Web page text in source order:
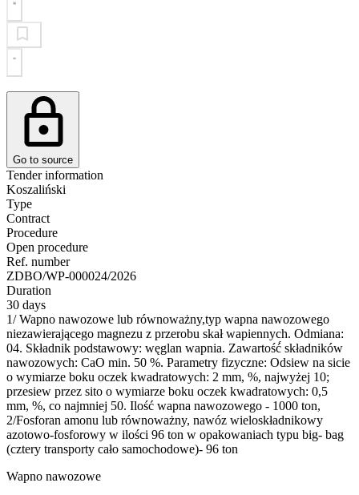
Go to source
Tender information
Koszaliński
Type
Contract
Procedure
Open procedure
Ref. number
ZDBO/WP-000024/2026
Duration
30 days
1/ Wapno nawozowe lub równoważny,typ wapna nawozowego
niezawierającego magnezu z przerobu skał wapiennych. Odmiana:
04. Składnik podstawowy: węglan wapnia. Zawartość́ składników
nawozowych: CaO min. 50 %. Parametry fizyczne: Odsiew na sicie
o wymiarze boku oczek kwadratowych: 2 mm, %, najwyżej 10;
przesiew przez sito o wymiarze boku oczek kwadratowych: 0,5
mm, %, co najmniej 50. Ilość wapna nawozowego - 1000 ton,
2/Fosforan amonu lub równoważny, nawóz wieloskładnikowy
azotowo-fosforowy w ilości 96 ton w opakowaniach typu big- bag
(cztery transporty cało samochodowe)- 96 ton
Wapno nawozowe